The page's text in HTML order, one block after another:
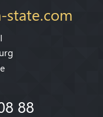
state.com
88